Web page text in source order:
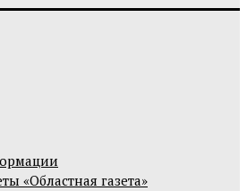
«Областная газета»